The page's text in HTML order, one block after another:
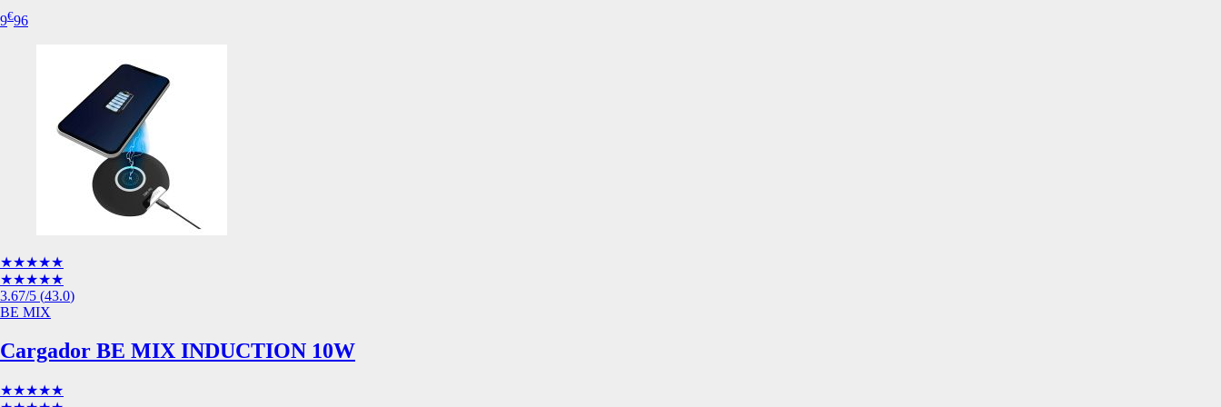
9€96
★★★★★
★★★★★
3.67/5 (43.0)
BE MIX
Cargador BE MIX INDUCTION 10W
★★★★★
Información de las cookies‎